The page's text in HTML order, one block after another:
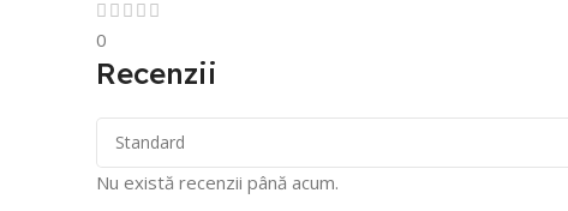
0
Recenzii
Nu există recenzii până acum.